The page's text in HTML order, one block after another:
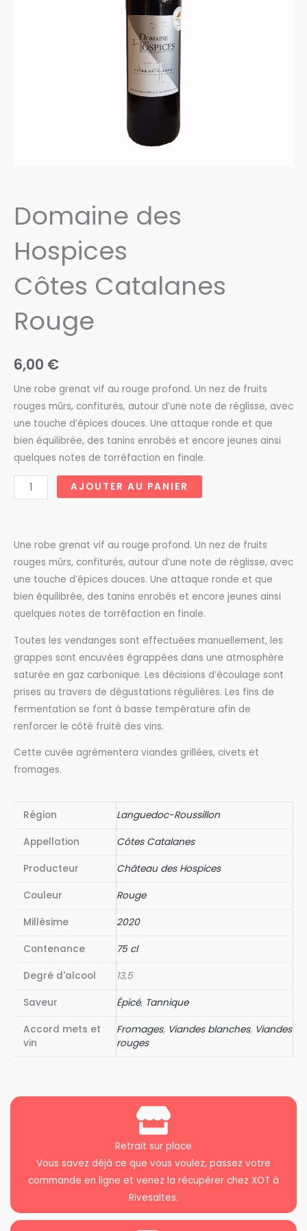
Domaine des
Hospices
Côtes Catalanes
Rouge
6,00 €
Une robe grenat vif au rouge profond. Un nez de fruits
rouges mûrs, confiturés, autour d’une note de réglisse, avec
une touche d’épices douces. Une attaque ronde et que
bien équilibrée, des tanins enrobés et encore jeunes ainsi
quelques notes de torréfaction en finale.
quantité
de
Hospices
Côtes
Catalanes
Rouge
AJOUTER AU PANIER
Une robe grenat vif au rouge profond. Un nez de fruits
rouges mûrs, confiturés, autour d’une note de réglisse, avec
une touche d’épices douces. Une attaque ronde et que
bien équilibrée, des tanins enrobés et encore jeunes ainsi
quelques notes de torréfaction en finale.
Toutes les vendanges sont effectuées manuellement, les
grappes sont encuvées égrappées dans une atmosphère
saturée en gaz carbonique. Les décisions d’écoulage sont
prises au travers de dégustations régulières. Les fins de
fermentation se font à basse température afin de
renforcer le côté fruité des vins.
Cette cuvée agrémentera viandes grillées, civets et
fromages.
Région Languedoc-Roussillon
Appellation Côtes Catalanes
Producteur Château des Hospices
Couleur Rouge
Millésime 2020
Contenance 75 cl
Degré d'alcool 13,5
Saveur Épicé, Tannique
Accord mets et
vin
Fromages, Viandes blanches, Viandes
rouges
Retrait sur place
Vous savez déjà ce que vous voulez, passez votre
commande en ligne et venez la récupérer chez XOT à
Rivesaltes.